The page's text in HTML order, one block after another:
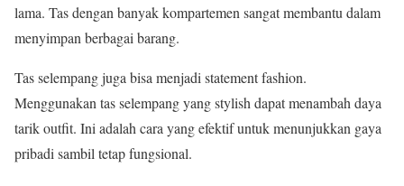
lama. Tas dengan banyak kompartemen sangat membantu dalam
menyimpan berbagai barang.
Tas selempang juga bisa menjadi statement fashion.
Menggunakan tas selempang yang stylish dapat menambah daya
tarik outfit. Ini adalah cara yang efektif untuk menunjukkan gaya
pribadi sambil tetap fungsional.